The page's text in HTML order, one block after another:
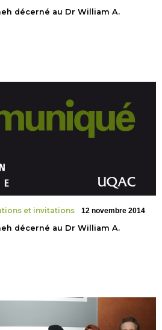
décerné au Dr William A.
et invitations 12 novembre 2014
décerné au Dr William A.